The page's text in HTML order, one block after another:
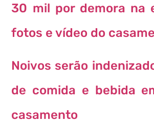
30 mil por demora na
fotos e vídeo do
Noivos serão
de comida e bebida
casamento